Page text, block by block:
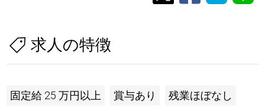
求人の特徴
固定給 25 万円以上 賞与あり 残業ほぼなし